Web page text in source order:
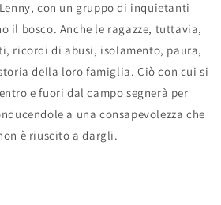
con un gruppo di inquietanti
il bosco. Anche le ragazze, tuttavia,
ricordi di abusi, isolamento, paura,
della loro famiglia. Ciò con cui si
e fuori dal campo segnerà per
a una consapevolezza che
è riuscito a dargli.